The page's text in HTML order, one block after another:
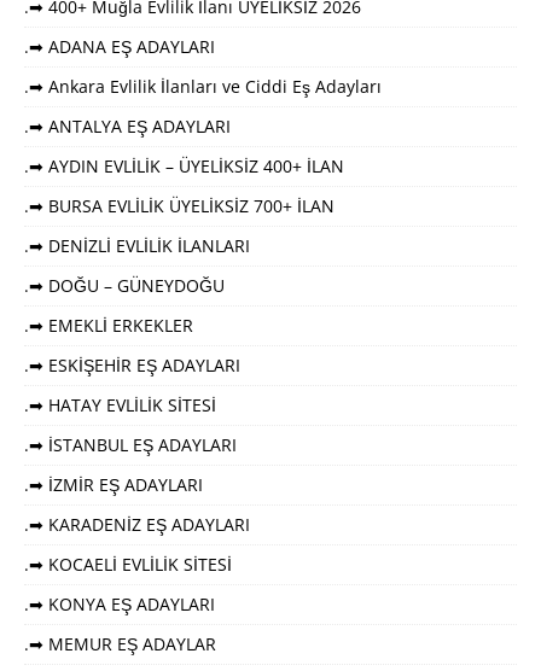
.➡ 400+ Muğla Evlilik İlanı ÜYELİKSİZ 2026
.➡ ADANA EŞ ADAYLARI
.➡ Ankara Evlilik İlanları ve Ciddi Eş Adayları
.➡ ANTALYA EŞ ADAYLARI
.➡ AYDIN EVLİLİK – ÜYELİKSİZ 400+ İLAN
.➡ BURSA EVLİLİK ÜYELİKSİZ 700+ İLAN
.➡ DENİZLİ EVLİLİK İLANLARI
.➡ DOĞU – GÜNEYDOĞU
.➡ EMEKLİ ERKEKLER
.➡ ESKİŞEHİR EŞ ADAYLARI
.➡ HATAY EVLİLİK SİTESİ
.➡ İSTANBUL EŞ ADAYLARI
.➡ İZMİR EŞ ADAYLARI
.➡ KARADENİZ EŞ ADAYLARI
.➡ KOCAELİ EVLİLİK SİTESİ
.➡ KONYA EŞ ADAYLARI
.➡ MEMUR EŞ ADAYLAR